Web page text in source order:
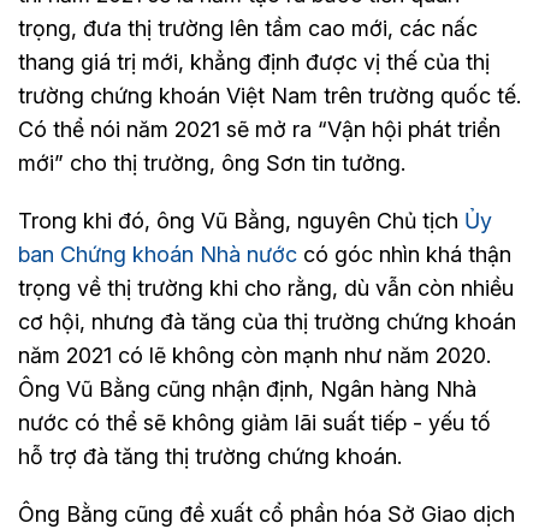
trọng, đưa thị trường lên tầm cao mới, các nấc
thang giá trị mới, khẳng định được vị thế của thị
trường chứng khoán Việt Nam trên trường quốc tế.
Có thể nói năm 2021 sẽ mở ra “Vận hội phát triển
mới” cho thị trường, ông Sơn tin tưởng.
Trong khi đó, ông Vũ Bằng, nguyên Chủ tịch Ủy
ban Chứng khoán Nhà nước có góc nhìn khá thận
trọng về thị trường khi cho rằng, dù vẫn còn nhiều
cơ hội, nhưng đà tăng của thị trường chứng khoán
năm 2021 có lẽ không còn mạnh như năm 2020.
Ông Vũ Bằng cũng nhận định, Ngân hàng Nhà
nước có thể sẽ không giảm lãi suất tiếp - yếu tố
hỗ trợ đà tăng thị trường chứng khoán.
Ông Bằng cũng đề xuất cổ phần hóa Sở Giao dịch